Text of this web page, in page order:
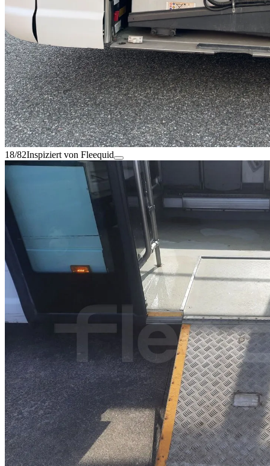
18/82Inspiziert von Fleequid